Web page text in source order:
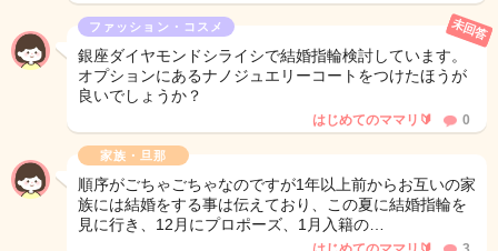
ファッション・コスメ
銀座ダイヤモンドシライシで結婚指輪検討しています。
オプションにあるナノジュエリーコートをつけたほうが
良いでしょうか？
未回答
はじめてのママリ🔰 0
家族・旦那
順序がごちゃごちゃなのですが1年以上前からお互いの家
族には結婚をする事は伝えており、この夏に結婚指輪を
見に行き、12月にプロポーズ、1月入籍の…